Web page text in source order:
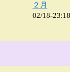
２月
02/18-